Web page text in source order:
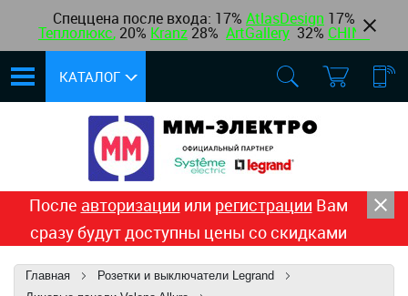
Спеццена после входа: 17% AtlasDesign 17%
Теплолюкс, 20% Kranz 28% ArtGallery 32% CHINT
КАТАЛОГ
После авторизации или регистрации Вам
сразу будут доступны цены со скидками
Главная
Розетки и выключатели Legrand